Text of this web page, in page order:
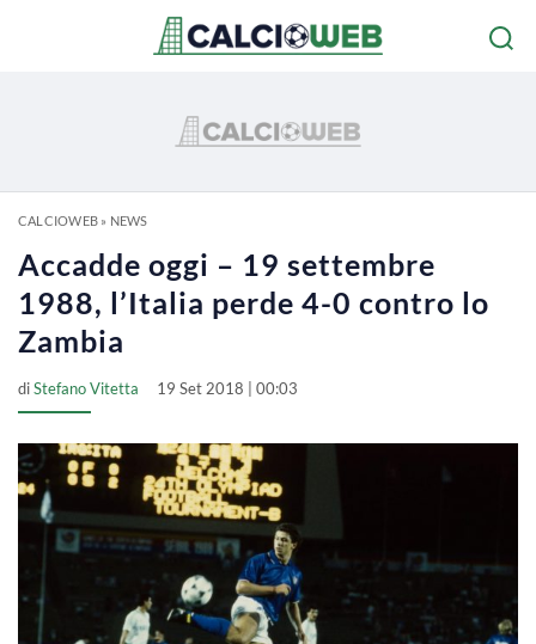
CALCIOWEB» NEWS
Accadde oggi – 19 settembre
1988, l’Italia perde 4-0 contro lo
Zambia
diStefano Vitetta 19 Set 2018 | 00:03